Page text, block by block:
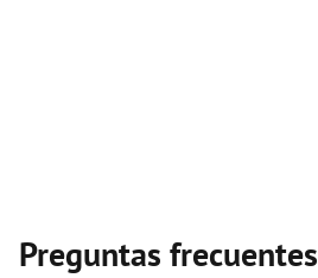
Preguntas frecuentes